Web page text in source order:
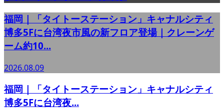
福岡｜「タイトーステーション」キャナルシティ
博多5Fに台湾夜市風の新フロア登場｜クレーンゲ
ーム約10...
2026.08.09
福岡｜「タイトーステーション」キャナルシティ
博多5Fに台湾夜...